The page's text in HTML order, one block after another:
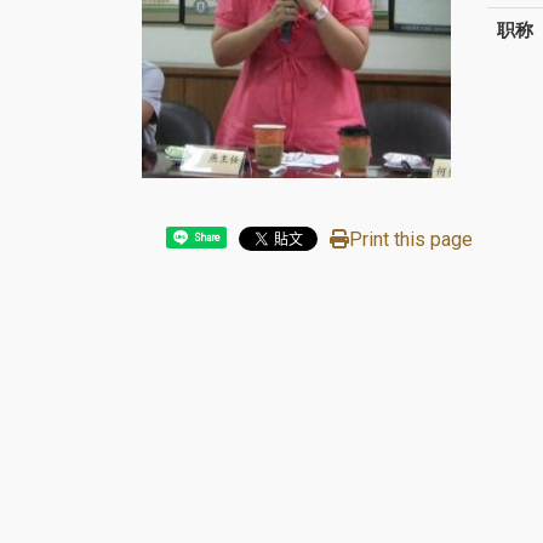
职称
Share Print this page